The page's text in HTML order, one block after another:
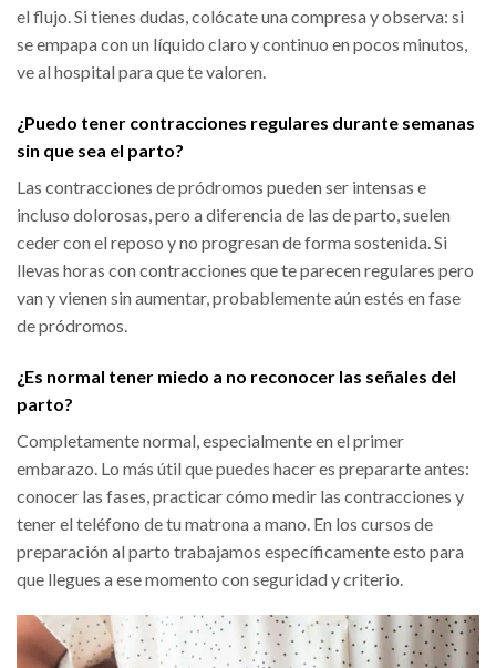
el flujo. Si tienes dudas, colócate una compresa y observa: si
se empapa con un líquido claro y continuo en pocos minutos,
ve al hospital para que te valoren.
¿Puedo tener contracciones regulares durante semanas
sin que sea el parto?
Las contracciones de pródromos pueden ser intensas e
incluso dolorosas, pero a diferencia de las de parto, suelen
ceder con el reposo y no progresan de forma sostenida. Si
llevas horas con contracciones que te parecen regulares pero
van y vienen sin aumentar, probablemente aún estés en fase
de pródromos.
¿Es normal tener miedo a no reconocer las señales del
parto?
Completamente normal, especialmente en el primer
embarazo. Lo más útil que puedes hacer es prepararte antes:
conocer las fases, practicar cómo medir las contracciones y
tener el teléfono de tu matrona a mano. En los cursos de
preparación al parto trabajamos específicamente esto para
que llegues a ese momento con seguridad y criterio.